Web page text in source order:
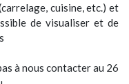
cuisine, etc.) et
de visualiser et de
à nous contacter au 26